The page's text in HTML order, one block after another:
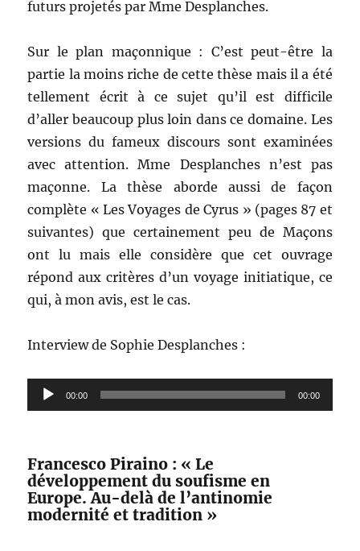
futurs projetés par Mme Desplanches.
Sur le plan maçonnique : C’est peut-être la
partie la moins riche de cette thèse mais il a été
tellement écrit à ce sujet qu’il est difficile
d’aller beaucoup plus loin dans ce domaine. Les
versions du fameux discours sont examinées
avec attention. Mme Desplanches n’est pas
maçonne. La thèse aborde aussi de façon
complète « Les Voyages de Cyrus » (pages 87 et
suivantes) que certainement peu de Maçons
ont lu mais elle considère que cet ouvrage
répond aux critères d’un voyage initiatique, ce
qui, à mon avis, est le cas.
Interview de Sophie Desplanches :
Lecteur
audio
00:00 00:00
Francesco Piraino : « Le
développement du soufisme en
Europe. Au-delà de l’antinomie
modernité et tradition »